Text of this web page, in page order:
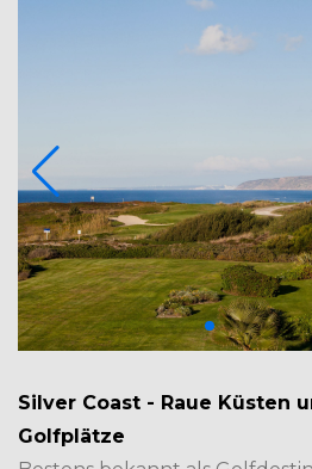
Silver Coast - Raue Küsten
Golfplätze